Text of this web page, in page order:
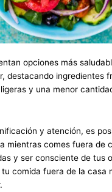
opciones más
destacando ingredientes
y una menor
y atención, es
mientras comes fuera de
y ser consciente de tus
comida fuera de la casa